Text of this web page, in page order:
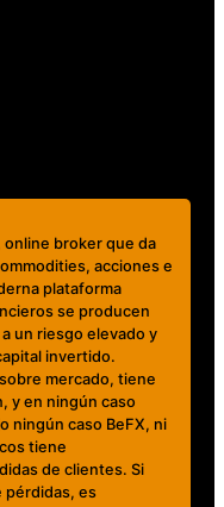
online broker que da
acciones e
plataforma
se producen
un riesgo elevado y
invertido.
mercado, tiene
y en ningún caso
ningún caso BeFX, ni
tiene
de clientes. Si
pérdidas, es